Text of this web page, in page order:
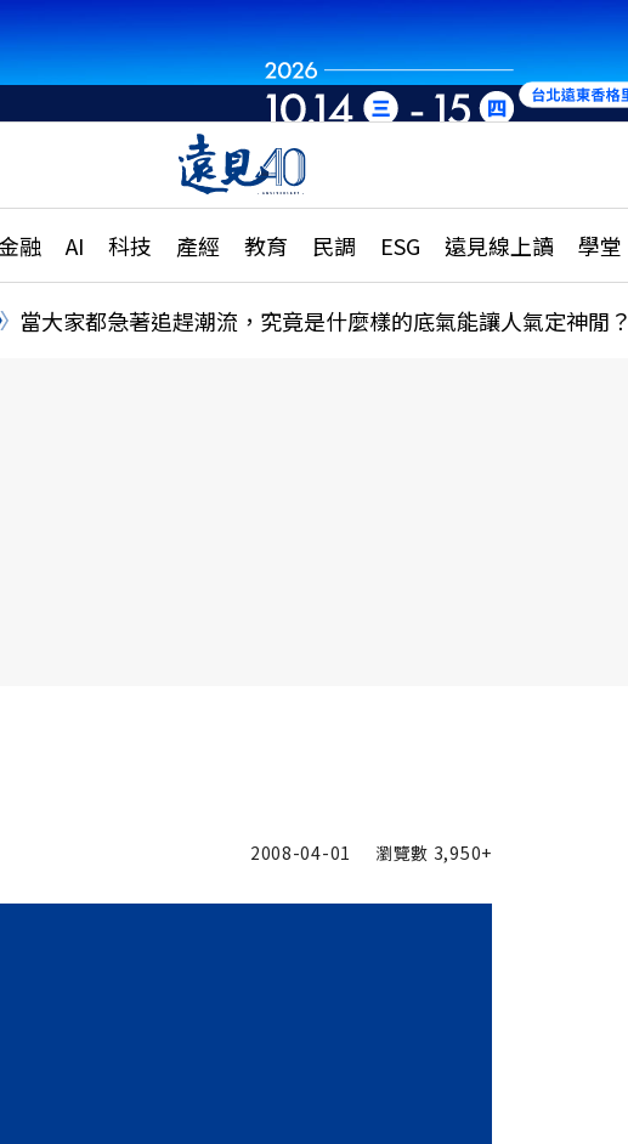
融 AI 科技 產經 教育 民調 ESG 遠見線上讀 學堂
國際
特輯
大學升學、職涯攻略
縣市施政調查全解析
民調
更多訂閱方案
當大家都急著追趕潮流，究竟是什麼樣的底氣能讓人氣定神閒？
2008-04-01 瀏覽數 3,950+